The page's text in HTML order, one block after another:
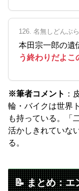
126. 名無しどんぶ
本田宗一郎の遺
う終わりだよこ
※筆者コメント ：
輪・バイクは世界
も持っている。「
活かしきれていな
る。
📝 まとめ：エ